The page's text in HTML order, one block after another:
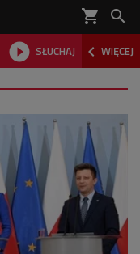
shopping_cart 
 SŁUCHAJ  WIĘCEJ
